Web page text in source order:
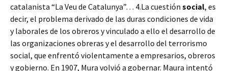
catalanista “La Veu de Catalunya”… 4.La cuestión social, es
decir, el problema derivado de las duras condiciones de vida
y laborales de los obreros y vinculado a ello el desarrollo de
las organizaciones obreras y el desarrollo del terrorismo
social, que enfrentó violentamente a empresarios, obreros
y gobierno. En 1907, Mura volvió a gobernar. Maura intentó